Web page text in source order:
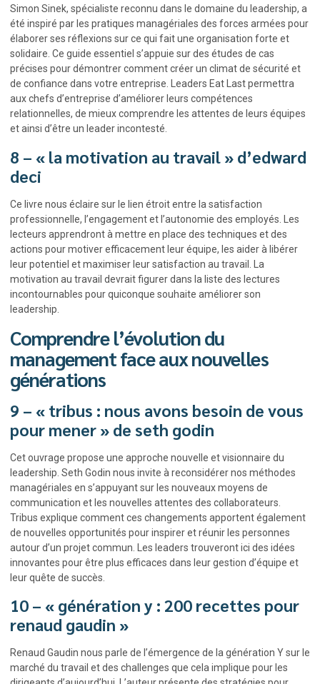
Simon Sinek, spécialiste reconnu dans le domaine du leadership, a
été inspiré par les pratiques managériales des forces armées pour
élaborer ses réflexions sur ce qui fait une organisation forte et
solidaire. Ce guide essentiel s’appuie sur des études de cas
précises pour démontrer comment créer un climat de sécurité et
de confiance dans votre entreprise. Leaders Eat Last permettra
aux chefs d’entreprise d’améliorer leurs compétences
relationnelles, de mieux comprendre les attentes de leurs équipes
et ainsi d’être un leader incontesté.
8 – « la motivation au travail » d’edward
deci
Ce livre nous éclaire sur le lien étroit entre la satisfaction
professionnelle, l’engagement et l’autonomie des employés. Les
lecteurs apprendront à mettre en place des techniques et des
actions pour motiver efficacement leur équipe, les aider à libérer
leur potentiel et maximiser leur satisfaction au travail. La
motivation au travail devrait figurer dans la liste des lectures
incontournables pour quiconque souhaite améliorer son
leadership.
Comprendre l’évolution du
management face aux nouvelles
générations
9 – « tribus : nous avons besoin de vous
pour mener » de seth godin
Cet ouvrage propose une approche nouvelle et visionnaire du
leadership. Seth Godin nous invite à reconsidérer nos méthodes
managériales en s’appuyant sur les nouveaux moyens de
communication et les nouvelles attentes des collaborateurs.
Tribus explique comment ces changements apportent également
de nouvelles opportunités pour inspirer et réunir les personnes
autour d’un projet commun. Les leaders trouveront ici des idées
innovantes pour être plus efficaces dans leur gestion d’équipe et
leur quête de succès.
10 – « génération y : 200 recettes pour
renaud gaudin »
Renaud Gaudin nous parle de l’émergence de la génération Y sur le
marché du travail et des challenges que cela implique pour les